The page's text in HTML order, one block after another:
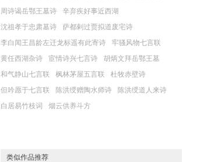
周诗谒岳鄂王墓诗
辛弃疾好事近西湖
沈祖孝于忠肃墓诗
萨都剌过贾拟道废宅诗
李白闻王昌龄左迁龙标遥有此寄诗
牢骚风物七言联
黄任西湖杂诗
宦情诗兴七言诗
胡炳文拜岳鄂王墓
和气静山七言联
枫林茅屋五言联
杜牧赤壁诗
但吟愿于七言联
陈洪绶赠陶水师诗
陈洪绶道人来诗
白居易竹枝词
烟云供养斗方
类似作品推荐